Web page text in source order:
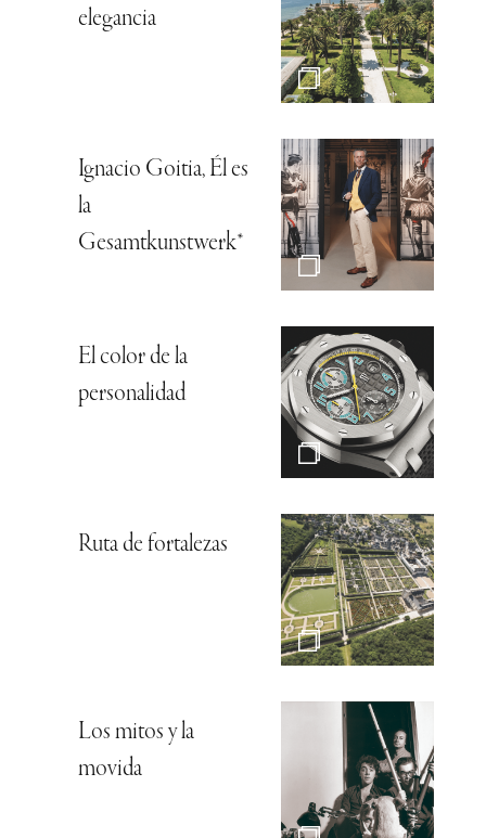
elegancia
Ignacio Goitia, Él es
la
Gesamtkunstwerk*
El color de la
personalidad
Ruta de fortalezas
Los mitos y la
movida